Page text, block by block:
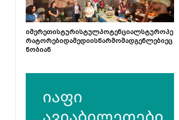
იმერეთისტურისტულპოტენციალსტუროპე
რატორებიდამედიისწარმომადგენლებიეც
ნობიან